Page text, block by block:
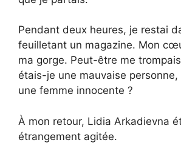
Pendant deux heures, je restai
feuilletant un magazine. Mon
ma gorge. Peut-être me
étais-je une mauvaise
une femme innocente ?
À mon retour, Lidia Arkadievna
étrangement agitée.